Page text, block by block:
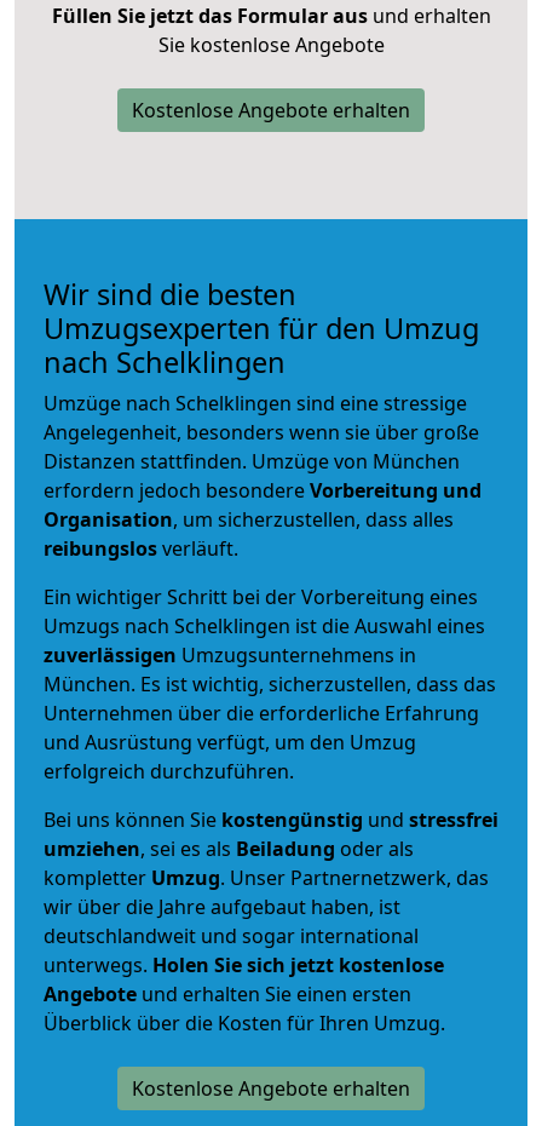
Füllen Sie jetzt das Formular ausund erhalten
Sie kostenlose Angebote
Kostenlose Angebote erhalten
Wir sind die besten
Umzugsexperten für den Umzug
nach Schelklingen
Umzüge nach Schelklingen sind eine stressige
Angelegenheit, besonders wenn sie über große
Distanzen stattfinden. Umzüge von München
erfordern jedoch besondereVorbereitung und
Organisation, um sicherzustellen, dass alles
reibungslosverläuft.
Ein wichtiger Schritt bei der Vorbereitung eines
Umzugs nach Schelklingen ist die Auswahl eines
zuverlässigen Umzugsunternehmens in
München. Es ist wichtig, sicherzustellen, dass das
Unternehmen über die erforderliche Erfahrung
und Ausrüstung verfügt, um den Umzug
erfolgreich durchzuführen.
Bei uns können Sie kostengünstig und stressfrei
umziehen, sei es als Beiladung oder als
kompletter Umzug. Unser Partnernetzwerk, das
wir über die Jahre aufgebaut haben, ist
deutschlandweit und sogar international
unterwegs. Holen Sie sich jetzt kostenlose
Angebote und erhalten Sie einen ersten
Überblick über die Kosten für Ihren Umzug.
Kostenlose Angebote erhalten